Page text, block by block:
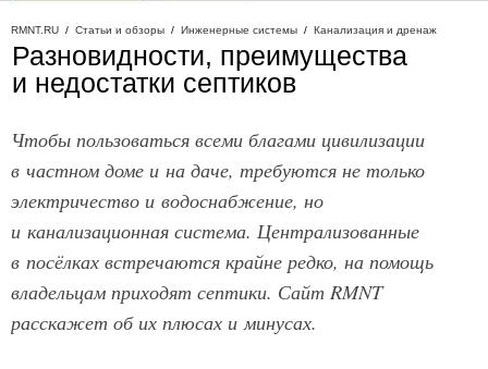
RMNT.RU / Статьи и обзоры / Инженерные системы / Канализация и дренаж
Разновидности, преимущества
и недостатки септиков
Чтобы пользоваться всеми благами цивилизации
в частном доме и на даче, требуются не только
электричество и водоснабжение, но
и канализационная система. Централизованные
в посёлках встречаются крайне редко, на помощь
владельцам приходят септики. Сайт RMNT
расскажет об их плюсах и минусах.